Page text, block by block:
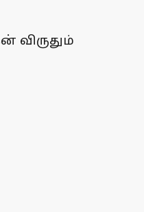
விருதும்